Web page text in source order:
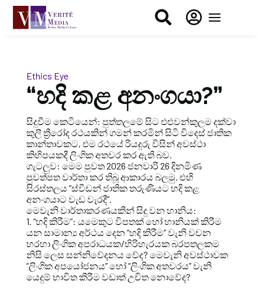
 
Ethics Eye
“හදි කළ අනංගයා?”
සිදුවීම කෙටියෙන්: පුත්තලමේ සිට එළුවන්කුලම දක්වා
කුලී ත්‍රීරෝද රථයකින් ගමන් කරමින් සිටි විදෙස් ජාතික
කාන්තාවකට, එම රථයේ රියදුරු විසින් අවස්ථා
කිහිපයකදී ලිංගික අතවර කර ඇති බව.
ගැටලුව: මෙම පුවත 2026 ජනවාරි 26 දිනමිණ
පුවත්පත වාර්තා කර තිබූ ආකාරය බලමු. එහි
සිරස්තලය “ස්වීඩන් ජාතික තරුණියට හදි කළ
අනංගයාට වැඩ වැරදී”.
මෙවැනි වාර්තාකරණයකින් සිදු වන හානිය:
1. “හදි කිරීම”: යමෙකුට විපතක් හෝ හානියක් කිරීම
යන සාමාන්‍ය අර්ථය දෙන “හදි කිරීම” වැනි වචන
හරහා ලිංගික අපරාධයක/හිරිහැරයක බරපතලකම
නිසි ලෙස සන්නිවේදනය වේද? මෙවැනි අවස්ථාවක
“ලිංගික අපයෝජනය” හෝ “ලිංගික අතවරය” වැනි
යෙදුම් භාවිත කිරීම වඩාත් උචිත නොවේද?